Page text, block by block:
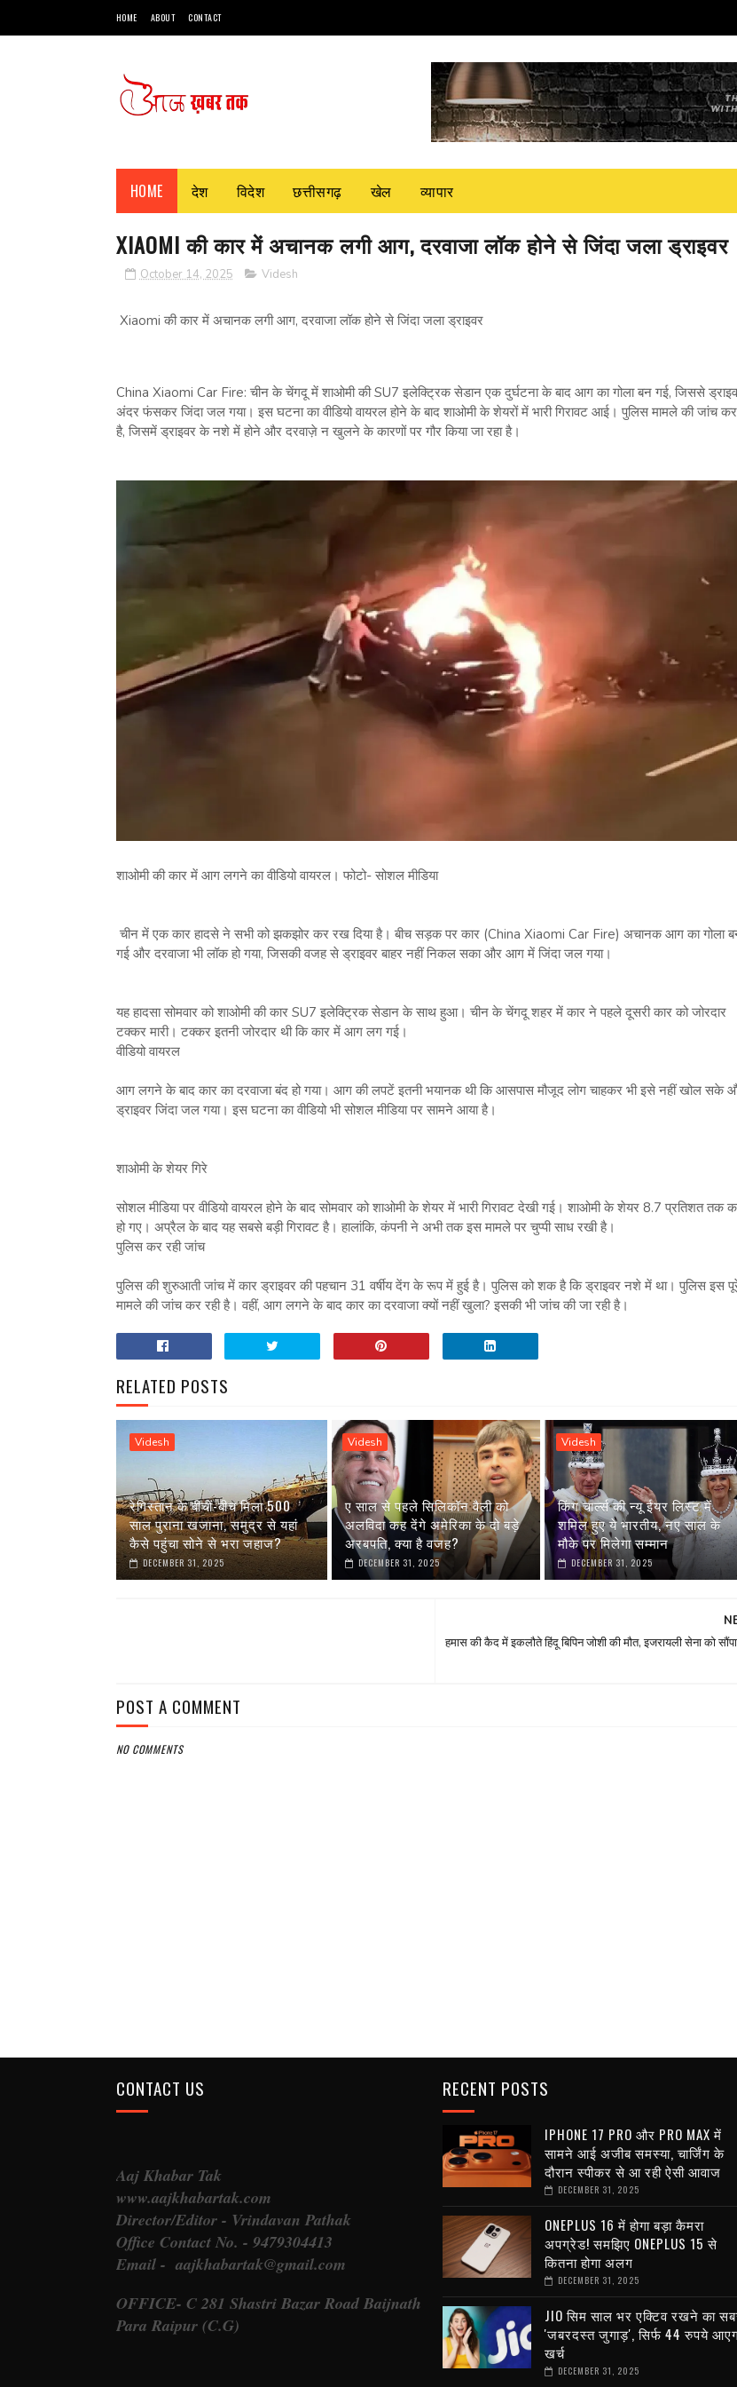
HOME ABOUT CONTACT
HOME देश विदेश छत्तीसगढ़ खेल व्यापार
XIAOMI की कार में अचानक लगी आग, दरवाजा लॉक होने से जिंदा जला ड्राइवर
October 14, 2025 Videsh
Xiaomi की कार में अचानक लगी आग, दरवाजा लॉक होने से जिंदा जला ड्राइवर
China Xiaomi Car Fire: चीन के चेंगदू में शाओमी की SU7 इलेक्ट्रिक सेडान एक दुर्घटना के बाद आग का गोला बन गई, जिससे
अंदर फंसकर जिंदा जल गया। इस घटना का वीडियो वायरल होने के बाद शाओमी के शेयरों में भारी गिरावट आई। पुलिस मामले की जांच कर
है, जिसमें ड्राइवर के नशे में होने और दरवाज़े न खुलने के कारणों पर गौर किया जा रहा है।
शाओमी की कार में आग लगने का वीडियो वायरल। फोटो- सोशल मीडिया
चीन में एक कार हादसे ने सभी को झकझोर कर रख दिया है। बीच सड़क पर कार (China Xiaomi Car Fire) अचानक आग का गोला
गई और दरवाजा भी लॉक हो गया, जिसकी वजह से ड्राइवर बाहर नहीं निकल सका और आग में जिंदा जल गया।
यह हादसा सोमवार को शाओमी की कार SU7 इलेक्ट्रिक सेडान के साथ हुआ। चीन के चेंगदू शहर में कार ने पहले दूसरी कार को जोरदार
टक्कर मारी। टक्कर इतनी जोरदार थी कि कार में आग लग गई।
वीडियो वायरल
आग लगने के बाद कार का दरवाजा बंद हो गया। आग की लपटें इतनी भयानक थी कि आसपास मौजूद लोग चाहकर भी इसे नहीं खोल सके
ड्राइवर जिंदा जल गया। इस घटना का वीडियो भी सोशल मीडिया पर सामने आया है।
शाओमी के शेयर गिरे
सोशल मीडिया पर वीडियो वायरल होने के बाद सोमवार को शाओमी के शेयर में भारी गिरावट देखी गई। शाओमी के शेयर 8.7 प्रतिशत तक
हो गए। अप्रैल के बाद यह सबसे बड़ी गिरावट है। हालांकि, कंपनी ने अभी तक इस मामले पर चुप्पी साध रखी है।
पुलिस कर रही जांच
पुलिस की शुरुआती जांच में कार ड्राइवर की पहचान 31 वर्षीय देंग के रूप में हुई है। पुलिस को शक है कि ड्राइवर नशे में था। पुलिस इस
मामले की जांच कर रही है। वहीं, आग लगने के बाद कार का दरवाजा क्यों नहीं खुला? इसकी भी जांच की जा रही है।
RELATED POSTS
Videsh
रेगिस्तान के बीचों-बीच मिला 500
साल पुराना खजाना, समुद्र से यहां
कैसे पहुंचा सोने से भरा जहाज?
DECEMBER 31, 2025
Videsh
ए साल से पहले सिलिकॉन वैली को
अलविदा कह देंगे अमेरिका के दो बड़े
अरबपति, क्या है वजह?
DECEMBER 31, 2025
Videsh
किंग चार्ल्स की न्यू ईयर लिस्ट में
शमिल हुए ये भारतीय, नए साल के
मौके पर मिलेगा सम्मान
DECEMBER 31, 2025
हमास की कैद में इकलौते हिंदू बिपिन जोशी की मौत, इजरायली सेना को
POST A COMMENT
NO COMMENTS
CONTACT US
Aaj Khabar Tak
www.aajkhabartak.com
Director/Editor - Vrindavan Pathak
Office Contact No. - 9479304413
Email - aajkhabartak@gmail.com
OFFICE- C 281 Shastri Bazar Road Baijnath
Para Raipur (C.G)
RECENT POSTS
IPHONE 17 PRO और PRO MAX में
सामने आई अजीब समस्या, चार्जिंग के
दौरान स्पीकर से आ रही ऐसी आवाज
DECEMBER 31, 2025
ONEPLUS 16 में होगा बड़ा कैमरा
अपग्रेड! समझिए ONEPLUS 15 से
कितना होगा अलग
DECEMBER 31, 2025
JIO सिम साल भर एक्टिव रखने का
'जबरदस्त जुगाड़', सिर्फ 44 रुपये
खर्च
DECEMBER 31, 2025